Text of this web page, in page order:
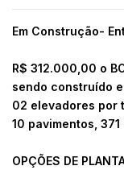
Em Construção-
R$ 312.000,00 o
sendo construído
02 elevadores por
10 pavimentos,
OPÇÕES DE